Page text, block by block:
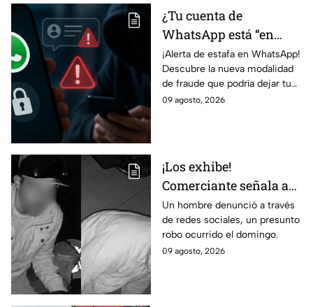
¿Tu cuenta de
WhatsApp está “en
revisión”? Este mensaje
podría dejarte
vulnerable ante
ESTAFAS si no tienes
¡Alerta de estafa en WhatsApp!
Descubre la nueva modalidad
de fraude que podría dejar tu
cuenta vulnerable. ¡No te
09 agosto, 2026
¡Los exhibe!
Comerciante señala a
dos hombres de un
presunto robo a un
negocio en León
Un hombre denunció a través
de redes sociales, un presunto
robo ocurrido el domingo.
09 agosto, 2026